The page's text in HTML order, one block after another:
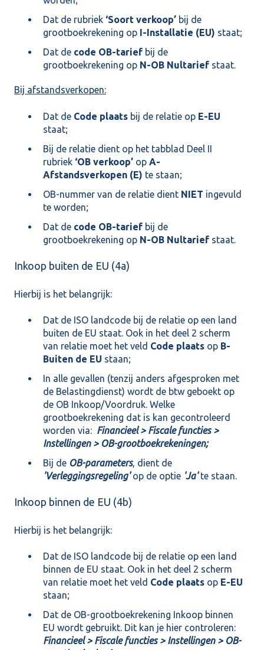
Dat de rubriek ‘Soort verkoop’ bij de
grootboekrekening op I-Installatie (EU) staat;
Dat de code OB-tarief bij de
grootboekrekening op N-OB Nultarief staat.
Bij afstandsverkopen:
Dat de Code plaats bij de relatie op E-EU
staat;
Bij de relatie dient op het tabblad Deel II
rubriek ‘OB verkoop’ op A-
Afstandsverkopen (E) te staan;
OB-nummer van de relatie dient NIET ingevuld
te worden;
Dat de code OB-tarief bij de
grootboekrekening op N-OB Nultarief staat.
Inkoop buiten de EU (4a)
Hierbij is het belangrijk:
Dat de ISO landcode bij de relatie op een land
buiten de EU staat. Ook in het deel 2 scherm
van relatie moet het veld Code plaats op B-
Buiten de EU staan;
In alle gevallen (tenzij anders afgesproken met
de Belastingdienst) wordt de btw geboekt op
de OB Inkoop/Voordruk. Welke
grootboekrekening dat is kan gecontroleerd
worden via: Financieel > Fiscale functies >
Instellingen > OB-grootboekrekeningen;
Bij de OB-parameters, dient de
'Verleggingsregeling'op de optie 'Ja'te staan.
Inkoop binnen de EU (4b)
Hierbij is het belangrijk:
Dat de ISO landcode bij de relatie op een land
binnen de EU staat. Ook in het deel 2 scherm
van relatie moet het veld Code plaats op E-EU
staan;
Dat de OB-grootboekrekening Inkoop binnen
EU wordt gebruikt. Dit kan je hier controleren:
Financieel > Fiscale functies > Instellingen > OB-